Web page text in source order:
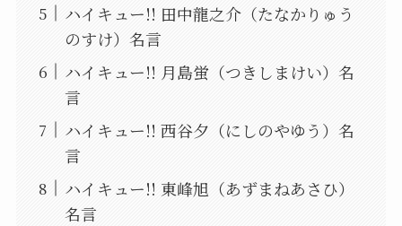
ハイキュー!! 田中龍之介（たなかりゅう
のすけ）名言
ハイキュー!! 月島蛍（つきしまけい）名
言
ハイキュー!! 西谷夕（にしのやゆう）名
言
ハイキュー!! 東峰旭（あずまねあさひ）
名言